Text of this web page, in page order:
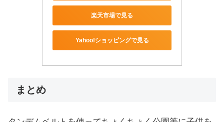
楽天市場で見る
Yahoo!ショッピングで見る
まとめ